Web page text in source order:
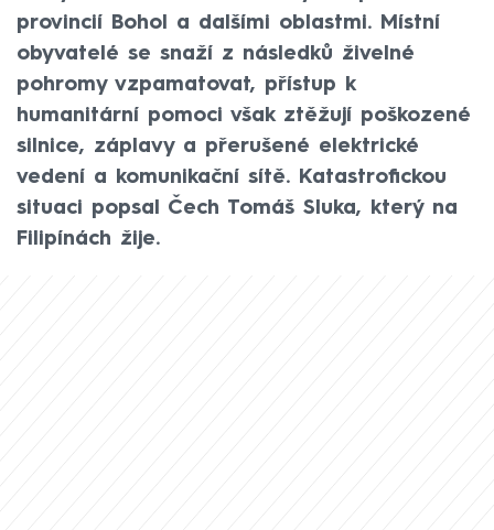
provincií Bohol a dalšími oblastmi. Místní
obyvatelé se snaží z následků živelné
pohromy vzpamatovat, přístup k
humanitární pomoci však ztěžují poškozené
silnice, záplavy a přerušené elektrické
vedení a komunikační sítě. Katastrofickou
situaci popsal Čech Tomáš Sluka, který na
Filipínách žije.